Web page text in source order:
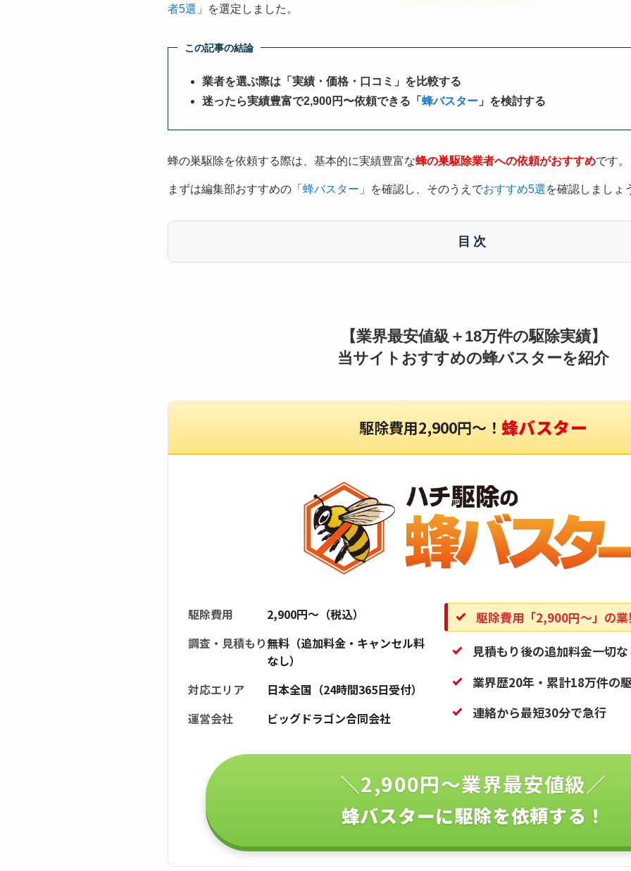
者5選 」を選定しました。
この記事の結論
業者を選ぶ際は「実績・価格・口コミ」を比較する
迷ったら実績豊富で2,900円〜依頼できる「 蜂バスター 」を検討する
蜂の巣駆除を依頼する際は、基本的に実績豊富な蜂の巣駆除業者への依頼がおすすめです。
まずは編集部おすすめの「 蜂バスター 」を確認し、そのうえでおすすめ5選を確認しましょ
目次
【業界最安値級＋18万件の駆除実績】
当サイトおすすめの蜂バスターを紹介
駆除費用2,900円〜！ 蜂バスター
駆除費用
2,900円〜（税込）
調査・見積もり無料（追加料金・キャンセル料
なし）
対応エリア
日本全国（24時間365日受付）
運営会社
ビッグドラゴン合同会社
駆除費用「2,900円〜」の
見積もり後の追加料金一切
業界歴20年・累計18万件の
連絡から最短30分で急行
＼2,900円〜業界最安値級／
蜂バスターに駆除を依頼する！